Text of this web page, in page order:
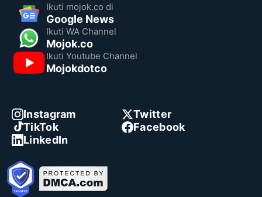
Ikuti mojok.co di
Google News
Ikuti WA Channel
Mojok.co
Ikuti Youtube Channel
Mojokdotco
Instagram
Twitter
TikTok
Facebook
LinkedIn